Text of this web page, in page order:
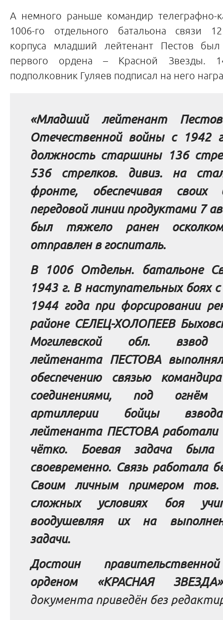
А немного раньше командир телеграфно-
1006-го отдельного батальона связи
корпуса младший лейтенант Пестов был
первого ордена – Красной Звезды.
подполковник Гуляев подписал на него
«Младший лейтенант
Отечественной войны с 1942
должность старшины 136
536 стрелков. дивиз. на
фронте, обеспечивая своих
передовой линии продуктами 7
был тяжело ранен
отправлен в госпиталь.
В 1006 Отдельн. батальоне
1943 г. В наступательных боях
1944 года при форсировании
районе СЕЛЕЦ-ХОЛОПЕЕВ
Могилевской обл. взвод
лейтенанта ПЕСТОВА
обеспечению связью
соединениями, под огнём
артиллерии бойцы
лейтенанта ПЕСТОВА работали
чётко. Боевая задача была
своевременно. Связь работала
Своим личным примером
сложных условиях боя
воодушевляя их на
задачи.
Достоин
орденом «КРАСНАЯ
документа приведён без